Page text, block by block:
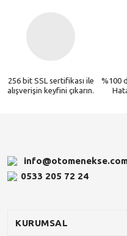
256 bit SSL sertifikası ile
alışverişin keyfini çıkarın.
%100
0533 205 72 24
KURUMSAL